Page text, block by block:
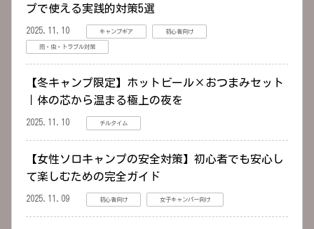
プで使える実践的対策5選
2025.11.10 キャンプギア 初心者向け
雨・虫・トラブル対策
【冬キャンプ限定】ホットビール×おつまみセット
｜体の芯から温まる極上の夜を
2025.11.10 チルタイム
【女性ソロキャンプの安全対策】初心者でも安心し
て楽しむための完全ガイド
2025.11.09 初心者向け 女子キャンパー向け